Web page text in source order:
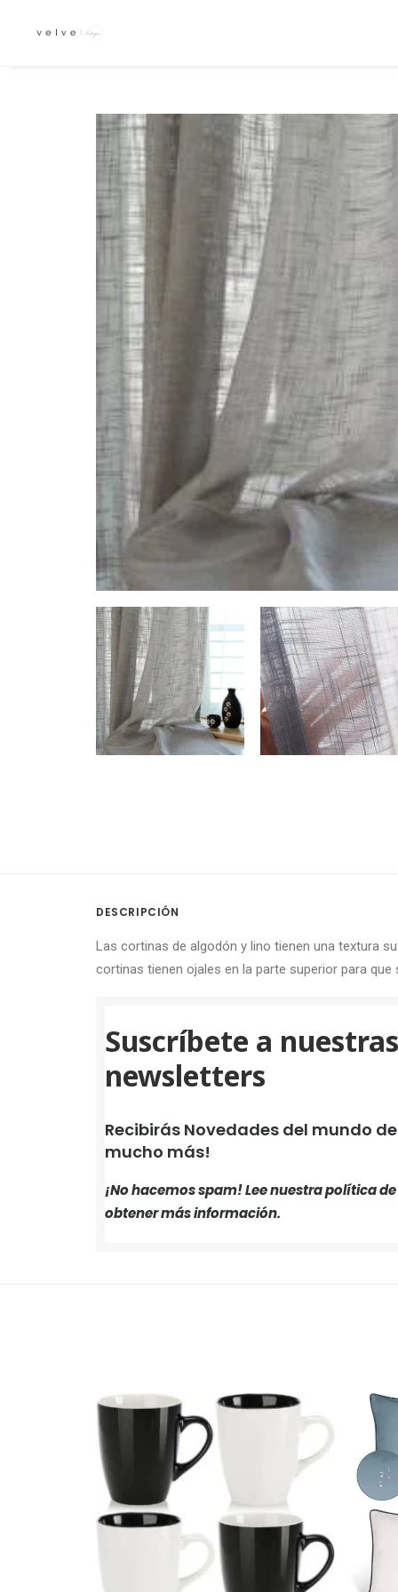
DESCRIPCIÓN
Las cortinas de algodón y lino tienen una textura
cortinas tienen ojales en la parte superior para
Suscríbete a nuestras
newsletters
Recibirás Novedades del mundo
mucho más!
¡No hacemos spam! Lee nuestrapolítica
obtener más información.